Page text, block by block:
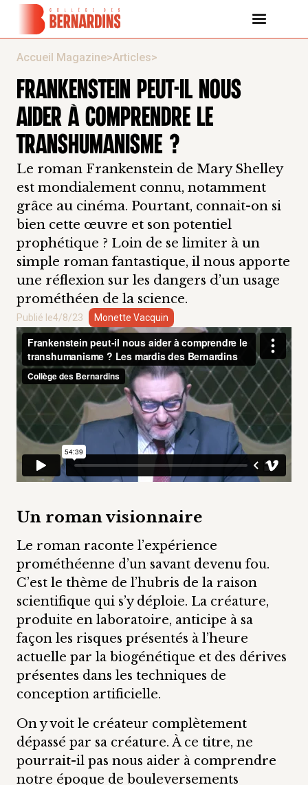
Accueil Magazine>Articles>
FRANKENSTEIN PEUT-IL NOUS
AIDER À COMPRENDRE LE
TRANSHUMANISME ?
Le roman Frankenstein de Mary Shelley
est mondialement connu, notamment
grâce au cinéma. Pourtant, connait-on si
bien cette œuvre et son potentiel
prophétique ? Loin de se limiter à un
simple roman fantastique, il nous apporte
une réflexion sur les dangers d’un usage
prométhéen de la science.
Publié le4/8/23 Monette Vacquin
Un roman visionnaire
Le roman raconte l’expérience
prométhéenne d’un savant devenu fou.
C’est le thème de l’hubris de la raison
scientifique qui s’y déploie. La créature,
produite en laboratoire, anticipe à sa
façon les risques présentés à l’heure
actuelle par la biogénétique et des dérives
présentes dans les techniques de
conception artificielle.
On y voit le créateur complètement
dépassé par sa créature. À ce titre, ne
pourrait-il pas nous aider à comprendre
notre époque de bouleversements